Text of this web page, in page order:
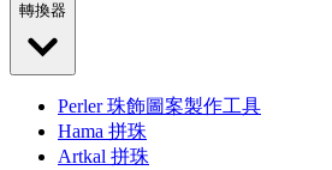
轉換器
Perler 珠飾圖案製作工具
Hama 拼珠
Artkal 拼珠